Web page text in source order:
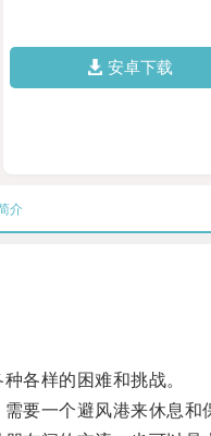
安卓下载
介
各样的困难和挑战。
一个避风港来休息和